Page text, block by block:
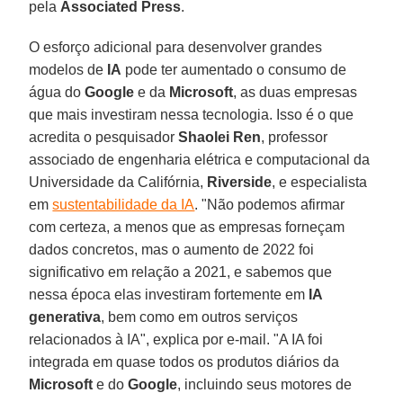
pela Associated Press.
O esforço adicional para desenvolver grandes
modelos de IA pode ter aumentado o consumo de
água doGoogle e da Microsoft, as duas empresas
que mais investiram nessa tecnologia. Isso é o que
acredita o pesquisadorShaolei Ren, professor
associado de engenharia elétrica e computacional da
Universidade da Califórnia, Riverside, e especialista
emsustentabilidade da IA. "Não podemos afirmar
com certeza, a menos que as empresas forneçam
dados concretos, mas o aumento de 2022 foi
significativo em relação a 2021, e sabemos que
nessa época elas investiram fortemente em IA
generativa, bem como em outros serviços
relacionados à IA", explica por e-mail. "A IA foi
integrada em quase todos os produtos diários da
Microsoft e doGoogle, incluindo seus motores de